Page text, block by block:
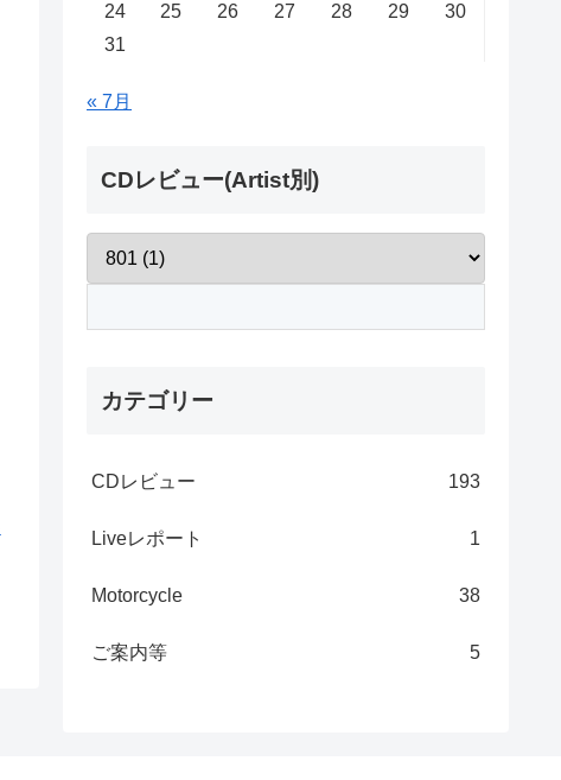
24
25 26 27 28 29
30
31
« 7月
CDレビュー(Artist別)
カテゴリー
CDレビュー 193
Liveレポート 1
Motorcycle 38
ご案内等 5